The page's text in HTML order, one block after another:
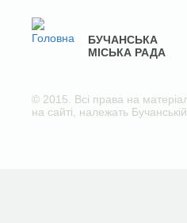
БУЧАНСЬКА
МІСЬКА РАДА
© 2015. Всі права на
на сайті, належать Бучанській